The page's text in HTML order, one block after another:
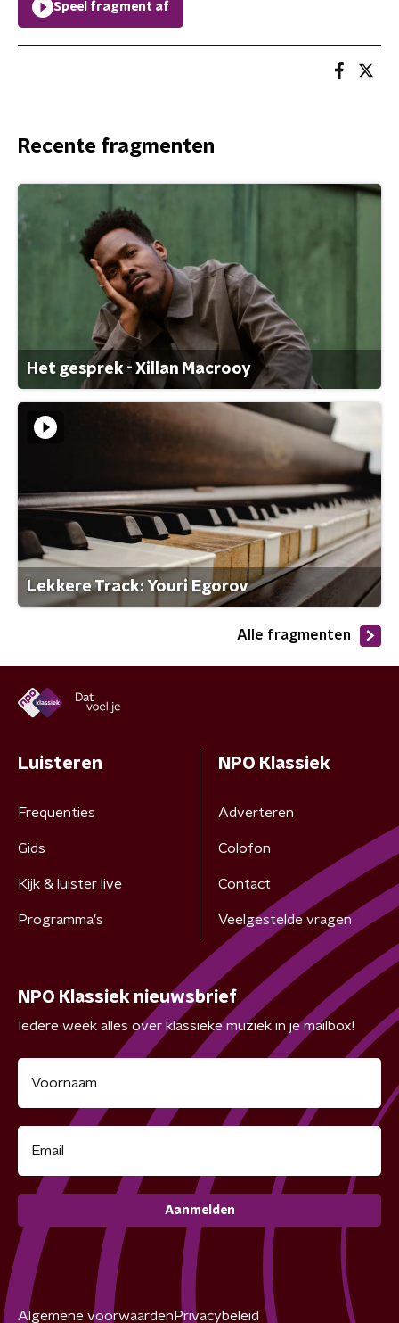
Speel fragment af
Recente fragmenten
Het gesprek - Xillan Macrooy
Lekkere Track: Youri Egorov
Alle fragmenten
Luisteren
Frequenties
Gids
Kijk & luister live
Programma's
NPO Klassiek
Adverteren
Colofon
Contact
Veelgestelde vragen
NPO Klassiek nieuwsbrief
Iedere week alles over klassieke muziek in je mailbox!
Aanmelden
Algemene voorwaarden Privacybeleid